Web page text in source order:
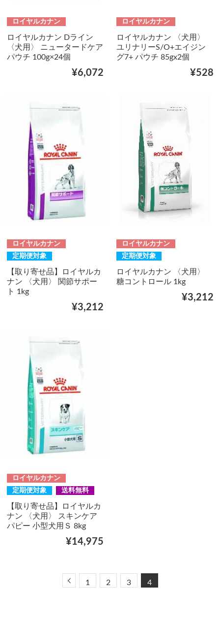
ロイヤルカナン
ロイヤルカナン Dライン
〈犬用〉 ニュータードケア
パウチ 100g×24個
¥6,072
ロイヤルカナン
ロイヤルカナン 〈犬用〉
ユリナリーS/O+エイジン
グ7+ パウチ 85gx2個
¥528
ロイヤルカナン
定期便対象
【取り寄せ品】ロイヤルカ
ナン 〈犬用〉 関節サポー
ト 1kg
¥3,212
ロイヤルカナン
定期便対象
ロイヤルカナン 〈犬用〉
糖コントロール 1kg
¥3,212
ロイヤルカナン
定期便対象
送料無料
【取り寄せ品】ロイヤルカ
ナン 〈犬用〉 スキンケア
パピー 小型犬用Ｓ 8kg
¥14,975
Previous
1 2 3 4